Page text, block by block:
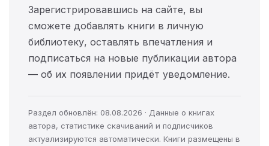
Зарегистрировавшись на сайте, вы
сможете добавлять книги в личную
библиотеку, оставлять впечатления и
подписаться на новые публикации автора
— об их появлении придёт уведомление.
Раздел обновлён: 08.08.2026 · Данные о книгах
автора, статистике скачиваний и подписчиков
актуализируются автоматически. Книги размещены в